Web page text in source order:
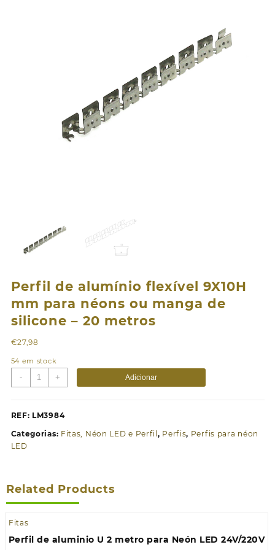
Perfil de alumínio flexível 9X10H
mm para néons ou manga de
silicone – 20 metros
€27,98
54 em stock
-
Quantidade
de
de
flexível
néons
ou
silicone
+ Adicionar
REF: LM3984
Categorias: Fitas, Néon LED e Perfil , Perfis, Perfis para néon
LED
Related Products
Fitas
Perfil de aluminio U 2 metro para Neón LED 24V/220V